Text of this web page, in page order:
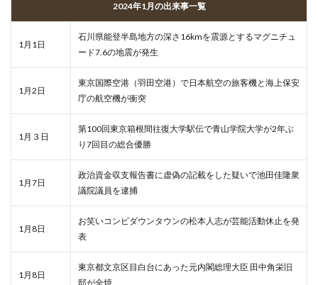
2024年1月の出来事一覧
1月1日
石川県能登半島地方の深さ16kmを震源とするマグニチュ
ード7.6の地震が発生
1月2日
東京国際空港（羽田空港）で日本航空の旅客機と海上保安
庁の航空機が衝突
1月３日
第100回東京箱根間往復大学駅伝で青山学院大学が2年ぶ
り7回目の総合優勝
1月7日
政治資金収支報告書に虚偽の記載をした疑いで池田佳隆衆
議院議員を逮捕
1月8日
お笑いコンビダウンタウンの松本人志が芸能活動休止を発
表
1月8日
東京都文京区目白台にあった元内閣総理大臣 田中角栄旧
邸が全焼